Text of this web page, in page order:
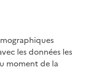
les données les
moment de la